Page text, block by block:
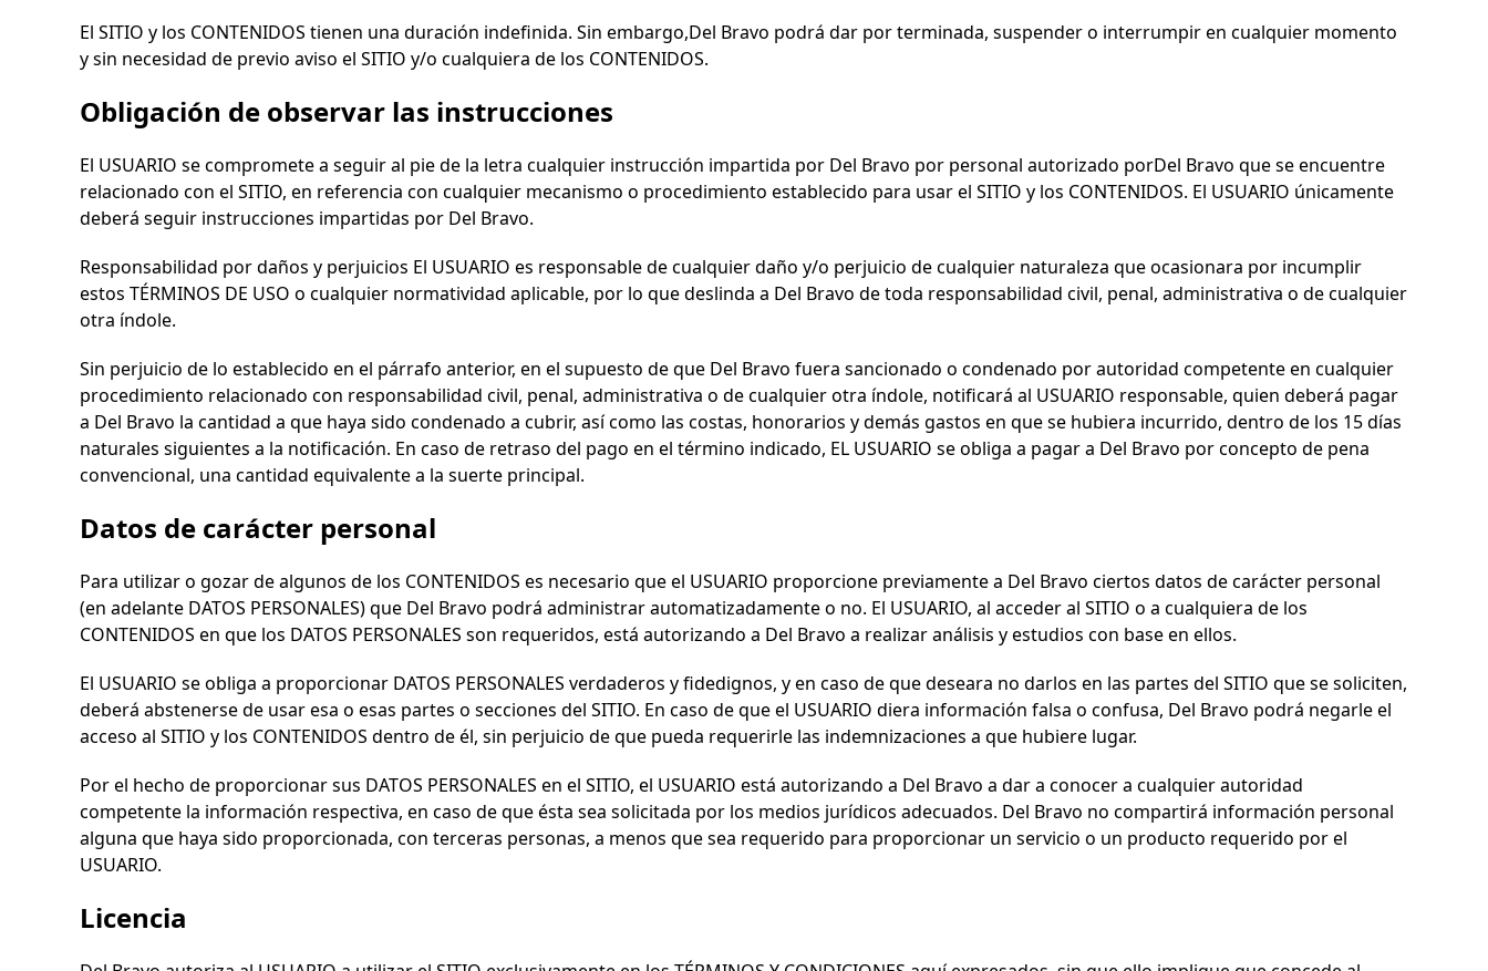
El SITIO y los CONTENIDOS tienen una duración indefinida. Sin embargo,Del Bravo podrá dar por terminada, suspender o interrumpir en cualquier momento
y sin necesidad de previo aviso el SITIO y/o cualquiera de los CONTENIDOS.
Obligación de observar las instrucciones
El USUARIO se compromete a seguir al pie de la letra cualquier instrucción impartida por Del Bravo por personal autorizado porDel Bravo que se encuentre
relacionado con el SITIO, en referencia con cualquier mecanismo o procedimiento establecido para usar el SITIO y los CONTENIDOS. El USUARIO únicamente
deberá seguir instrucciones impartidas por Del Bravo.
Responsabilidad por daños y perjuicios El USUARIO es responsable de cualquier daño y/o perjuicio de cualquier naturaleza que ocasionara por incumplir
estos TÉRMINOS DE USO o cualquier normatividad aplicable, por lo que deslinda a Del Bravo de toda responsabilidad civil, penal, administrativa o de cualquier
otra índole.
Sin perjuicio de lo establecido en el párrafo anterior, en el supuesto de que Del Bravo fuera sancionado o condenado por autoridad competente en cualquier
procedimiento relacionado con responsabilidad civil, penal, administrativa o de cualquier otra índole, notificará al USUARIO responsable, quien deberá pagar
a Del Bravo la cantidad a que haya sido condenado a cubrir, así como las costas, honorarios y demás gastos en que se hubiera incurrido, dentro de los 15 días
naturales siguientes a la notificación. En caso de retraso del pago en el término indicado, EL USUARIO se obliga a pagar a Del Bravo por concepto de pena
convencional, una cantidad equivalente a la suerte principal.
Datos de carácter personal
Para utilizar o gozar de algunos de los CONTENIDOS es necesario que el USUARIO proporcione previamente a Del Bravo ciertos datos de carácter personal
(en adelante DATOS PERSONALES) que Del Bravo podrá administrar automatizadamente o no. El USUARIO, al acceder al SITIO o a cualquiera de los
CONTENIDOS en que los DATOS PERSONALES son requeridos, está autorizando a Del Bravo a realizar análisis y estudios con base en ellos.
El USUARIO se obliga a proporcionar DATOS PERSONALES verdaderos y fidedignos, y en caso de que deseara no darlos en las partes del SITIO que se soliciten,
deberá abstenerse de usar esa o esas partes o secciones del SITIO. En caso de que el USUARIO diera información falsa o confusa, Del Bravo podrá negarle el
acceso al SITIO y los CONTENIDOS dentro de él, sin perjuicio de que pueda requerirle las indemnizaciones a que hubiere lugar.
Por el hecho de proporcionar sus DATOS PERSONALES en el SITIO, el USUARIO está autorizando a Del Bravo a dar a conocer a cualquier autoridad
competente la información respectiva, en caso de que ésta sea solicitada por los medios jurídicos adecuados. Del Bravo no compartirá información personal
alguna que haya sido proporcionada, con terceras personas, a menos que sea requerido para proporcionar un servicio o un producto requerido por el
USUARIO.
Licencia